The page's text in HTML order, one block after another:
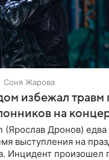
Соня Жарова
избежал травм
на
(Ярослав Дронов) едва
выступления на
Инцидент произошел